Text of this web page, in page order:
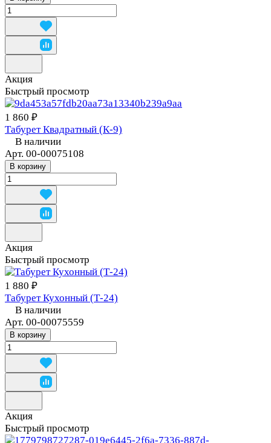
Акция
Быстрый просмотр
1 860 ₽
Табурет Квадратный (К-9)
В наличии
Арт. 00-00075108
В корзину
Акция
Быстрый просмотр
1 880 ₽
Табурет Кухонный (Т-24)
В наличии
Арт. 00-00075559
В корзину
Акция
Быстрый просмотр